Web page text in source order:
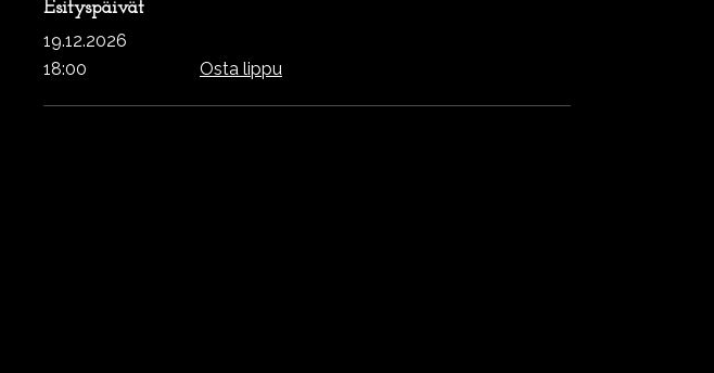
Esityspäivät
19.12.2026
18:00
Osta lippu